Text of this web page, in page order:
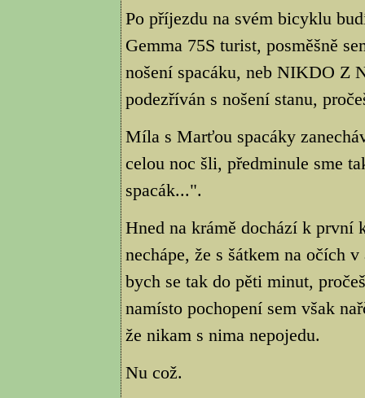
Po příjezdu na svém bicyklu
Gemma 75S turist, posměšně
nošení spacáku, neb NIKDO Z
podezříván s nošení stanu,
Míla s Marťou spacáky
celou noc šli, předminule sme
spacák...".
Hned na krámě dochází k první
nechápe, že s šátkem na očích
bych se tak do pěti minut,
namísto pochopení sem však
že nikam s nima nepojedu.
Nu což.